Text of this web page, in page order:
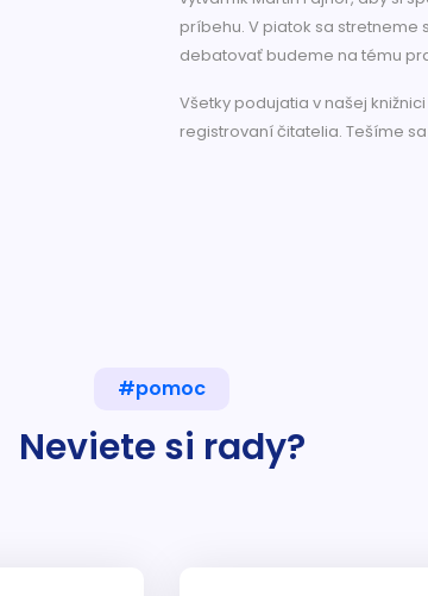
príbehu. V piatok sa stretneme
debatovať budeme na tému
Všetky podujatia v našej
registrovaní čitatelia. Tešíme
#pomoc
Neviete si rady?